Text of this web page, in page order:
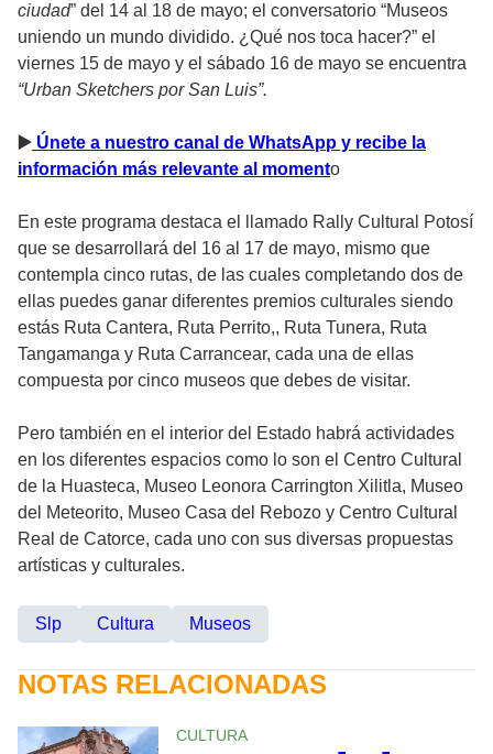
ciudad” del 14 al 18 de mayo; el conversatorio “Museos
uniendo un mundo dividido. ¿Qué nos toca hacer?” el
viernes 15 de mayo y el sábado 16 de mayo se encuentra
“Urban Sketchers por San Luis”.
▶ ️ Únete a nuestro canal de WhatsApp y recibe la
información más relevante al momento
En este programa destaca el llamado Rally Cultural Potosí
que se desarrollará del 16 al 17 de mayo, mismo que
contempla cinco rutas, de las cuales completando dos de
ellas puedes ganar diferentes premios culturales siendo
estás Ruta Cantera, Ruta Perrito,, Ruta Tunera, Ruta
Tangamanga y Ruta Carrancear, cada una de ellas
compuesta por cinco museos que debes de visitar.
Pero también en el interior del Estado habrá actividades
en los diferentes espacios como lo son el Centro Cultural
de la Huasteca, Museo Leonora Carrington Xilitla, Museo
del Meteorito, Museo Casa del Rebozo y Centro Cultural
Real de Catorce, cada uno con sus diversas propuestas
artísticas y culturales.
Slp Cultura Museos
NOTAS RELACIONADAS
CULTURA